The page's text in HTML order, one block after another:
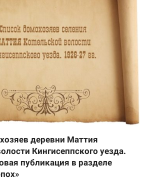
деревни Маттия
Кингисеппского уезда.
публикация в разделе